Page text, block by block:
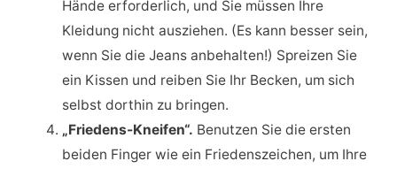
Hände erforderlich, und Sie müssen Ihre
Kleidung nicht ausziehen. (Es kann besser sein,
wenn Sie die Jeans anbehalten!) Spreizen Sie
ein Kissen und reiben Sie Ihr Becken, um sich
selbst dorthin zu bringen.
„Friedens-Kneifen“. Benutzen Sie die ersten
beiden Finger wie ein Friedenszeichen, um Ihre